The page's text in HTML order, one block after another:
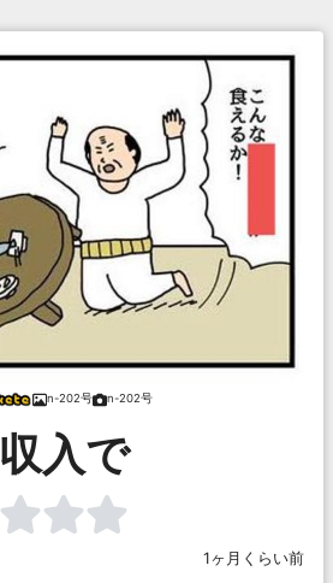
n-202号 n-202号
収入で
1ヶ月くらい前